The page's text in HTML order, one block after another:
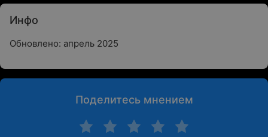
Инфо
Обновлено: апрель 2025
Поделитесь мнением